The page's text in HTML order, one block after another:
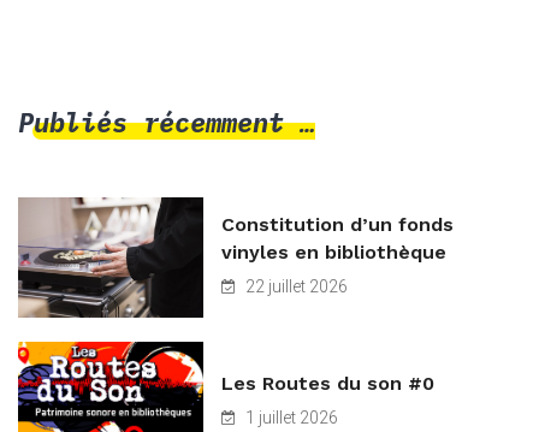
Publiés récemment …
Constitution d’un fonds
vinyles en bibliothèque
22 juillet 2026
Les Routes du son #0
1 juillet 2026